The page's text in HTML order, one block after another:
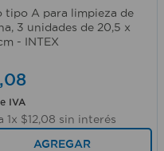
tipo A para limpieza de
3 unidades de 20,5 x
- INTEX
,08
IVA
1x $12,08 sin interés
AGREGAR